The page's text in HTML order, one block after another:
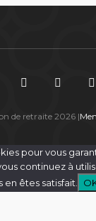
de retraite 2026 |
pour vous
continuez à
êtes satisfait.